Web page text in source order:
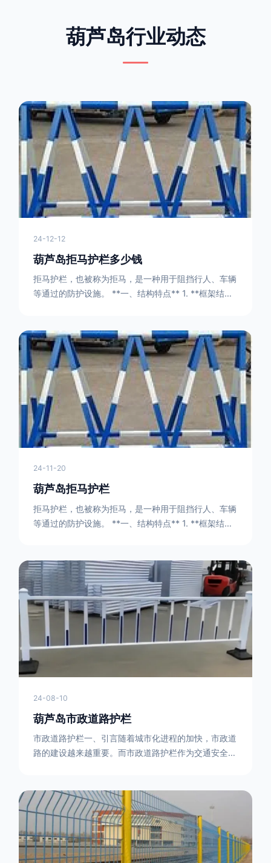
葫芦岛行业动态
24-12-12
葫芦岛拒马护栏多少钱
拒马护栏，也被称为拒马，是一种用于阻挡行人、车辆
等通过的防护设施。 **一、结构特点** 1. **框架结构
方形的框架组合。这些框架相互连接，形成一个稳定的
结构，能够承受一定的冲击力。例如，在一些临时交通
管制的现场，三角形框架的拒马护栏可以很方便地拼接
在一起，像一个个小的三角锥形状的结构单
24-11-20
葫芦岛拒马护栏
拒马护栏，也被称为拒马，是一种用于阻挡行人、车辆
等通过的防护设施。 **一、结构特点** 1. **框架结构
方形的框架组合。这些框架相互连接，形成一个稳定的
结构，能够承受一定的冲击力。例如，在一些临时交通
管制的现场，三角形框架的拒马护栏可以很方便地拼接
在一起，像一个个小的三角锥形状的结构单
24-08-10
葫芦岛市政道路护栏
市政道路护栏一、引言随着城市化进程的加快，市政道
路的建设越来越重要。而市政道路护栏作为交通安全的
的功能防护功能：市政道路护栏的主要功能是防止车辆
失控，保护行人安全。它可以有效地阻止因驾驶员疏忽
或车辆故障而导致的事故发生，减少交通事故的发生
率。隔离功能：市政道路护栏可以将道路与人行道、绿
化带等隔离开来，避